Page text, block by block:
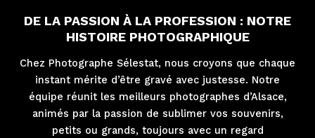
DE LA PASSION À LA PROFESSION : NOTRE
HISTOIRE PHOTOGRAPHIQUE
Chez Photographe Sélestat, nous croyons que chaque
instant mérite d’être gravé avec justesse. Notre
équipe réunit les meilleurs photographes d’Alsace,
animés par la passion de sublimer vos souvenirs,
petits ou grands, toujours avec un regard